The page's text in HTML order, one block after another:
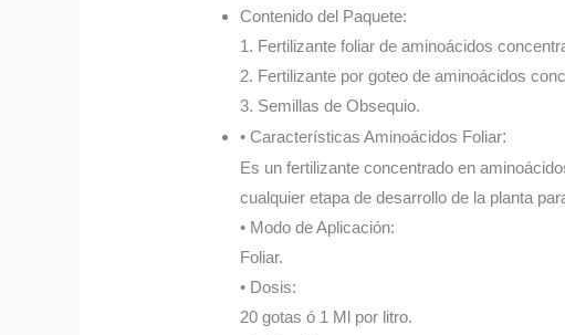
Contenido del Paquete:
1. Fertilizante foliar de aminoácidos
2. Fertilizante por goteo de aminoácidos
3. Semillas de Obsequio.
• Características Aminoácidos Foliar:
Es un fertilizante concentrado en
cualquier etapa de desarrollo de la planta
• Modo de Aplicación:
Foliar.
• Dosis:
20 gotas ó 1 Ml por litro.